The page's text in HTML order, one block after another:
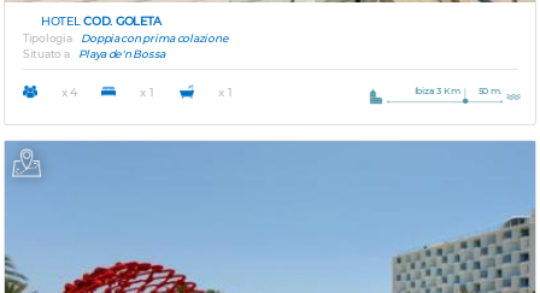
HOTELCOD. GOLETA
Tipologia
Doppia con prima colazione
Situato a
Playa de'n Bossa
x 4 x 1 x 1 Ibiza 3 Km 50 m.